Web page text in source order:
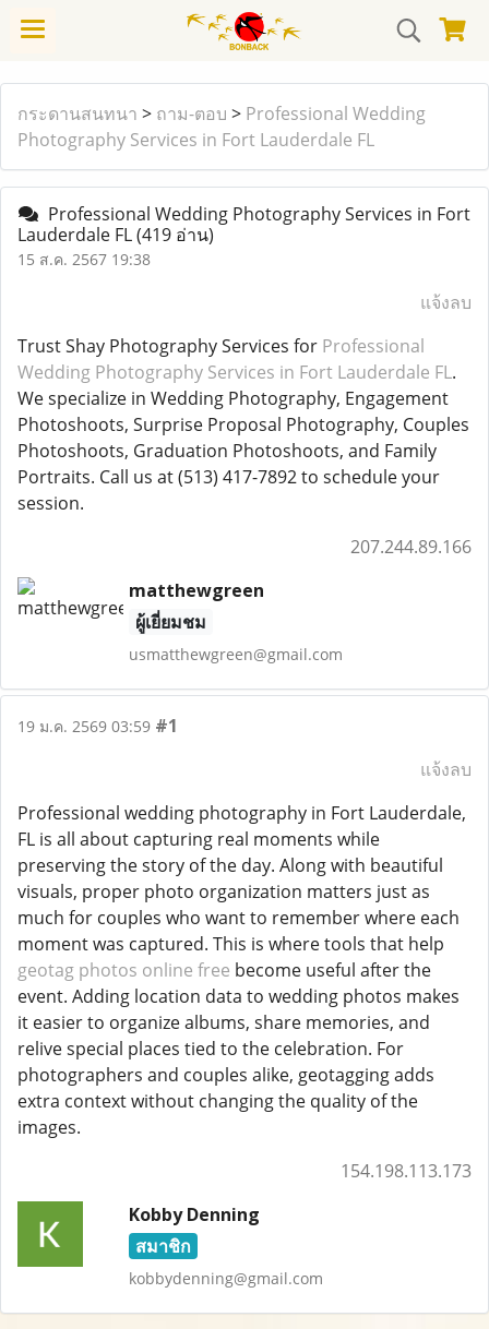
กระดานสนทนา > ถาม-ตอบ > Professional Wedding
Photography Services in Fort Lauderdale FL
Professional Wedding Photography Services in Fort
Lauderdale FL(419 อ่าน)
15 ส.ค. 2567 19:38
แจ้งลบ
Trust Shay Photography Services for Professional
Wedding Photography Services in Fort Lauderdale FL.
We specialize in Wedding Photography, Engagement
Photoshoots, Surprise Proposal Photography, Couples
Photoshoots, Graduation Photoshoots, and Family
Portraits. Call us at (513) 417-7892 to schedule your
session.
207.244.89.166
matthewgreen
ผู้เยี่ยมชม
usmatthewgreen@gmail.com
19 ม.ค. 2569 03:59 #1
แจ้งลบ
Professional wedding photography in Fort Lauderdale,
FL is all about capturing real moments while
preserving the story of the day. Along with beautiful
visuals, proper photo organization matters just as
much for couples who want to remember where each
moment was captured. This is where tools that help
geotag photos online free become useful after the
event. Adding location data to wedding photos makes
it easier to organize albums, share memories, and
relive special places tied to the celebration. For
photographers and couples alike, geotagging adds
extra context without changing the quality of the
images.
154.198.113.173
Kobby Denning
สมาชิก
kobbydenning@gmail.com